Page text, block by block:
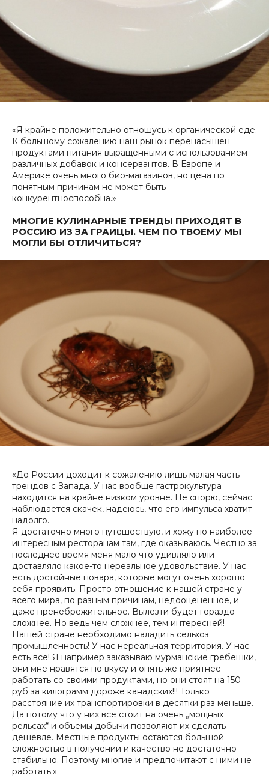
«Я крайне положительно отношусь к органической еде.
К большому сожалению наш рынок перенасыщен
продуктами питания выращенными с использованием
различных добавок и консервантов. В Европе и
Америке очень много био-магазинов, но цена по
понятным причинам не может быть
конкурентноспособна.»
МНОГИЕ КУЛИНАРНЫЕ ТРЕНДЫ ПРИХОДЯТ В
РОССИЮ ИЗ ЗА ГРАИЦЫ. ЧЕМ ПО ТВОЕМУ МЫ
МОГЛИ БЫ ОТЛИЧИТЬСЯ?
«До России доходит к сожалению лишь малая часть
трендов с Запада. У нас вообще гастрокультура
находится на крайне низком уровне. Не спорю, сейчас
наблюдается скачек, надеюсь, что его импульса хватит
надолго.
Я достаточно много путешествую, и хожу по наиболее
интересным ресторанам там, где оказываюсь. Честно за
последнее время меня мало что удивляло или
доставляло какое-то нереальное удовольствие. У нас
есть достойные повара, которые могут очень хорошо
себя проявить. Просто отношение к нашей стране у
всего мира, по разным причинам, недооцененное, и
даже пренебрежительное. Вылезти будет гораздо
сложнее. Но ведь чем сложнее, тем интересней!
Нашей стране необходимо наладить сельхоз
промышленность! У нас нереальная территория. У нас
есть все! Я например заказываю мурманские гребешки,
они мне нравятся по вкусу и опять же приятнее
работать со своими продуктами, но они стоят на 150
руб за килограмм дороже канадских!!! Только
расстояние их транспортировки в десятки раз меньше.
Да потому что у них все стоит на очень „мощных
рельсах“ и объемы добычи позволяют их сделать
дешевле. Местные продукты остаются большой
сложностью в получении и качество не достаточно
стабильно. Поэтому многие и предпочитают с ними не
работать.»